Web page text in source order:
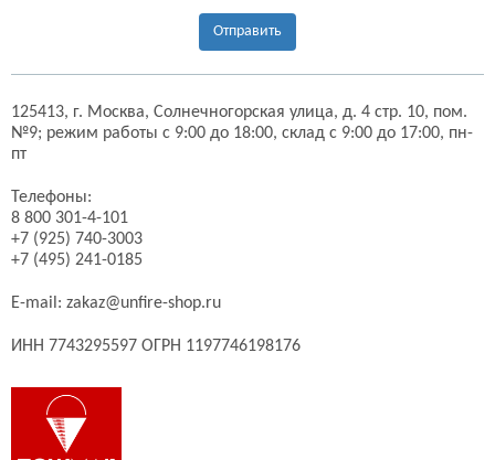
Отправить
125413, г. Москва, Солнечногорская улица, д. 4 стр. 10, пом.
№9; режим работы с 9:00 до 18:00, склад с 9:00 до 17:00, пн-
пт
Телефоны:
8 800 301-4-101
+7 (925) 740-3003
+7 (495) 241-0185
E-mail: zakaz@unfire-shop.ru
ИНН 7743295597 ОГРН 1197746198176